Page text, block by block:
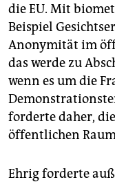
die EU. Mit
Beispiel
Anonymität im
das werde zu
wenn es um die
forderte daher,
öffentlichen
Ehrig forderte